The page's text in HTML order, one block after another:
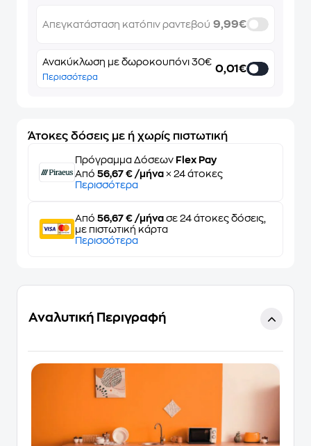
Απεγκατάσταση κατόπιν ραντεβού 9,99€
Ανακύκλωση με δωροκουπόνι 30€
Περισσότερα
0,01€
Άτοκες δόσεις με ή χωρίς πιστωτική
Πρόγραμμα Δόσεων Flex Pay
Από 56,67 € /μήνα × 24 άτοκες
Περισσότερα
Από 56,67 € /μήνα σε 24 άτοκες δόσεις,
με πιστωτική κάρτα
Περισσότερα
Αναλυτική Περιγραφή